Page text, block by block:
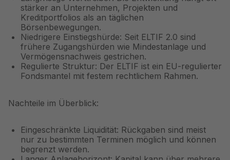
stärker an Unternehmen, Projekten und
Kreditportfolios als an täglichen
Börsenbewegungen.
Niedrigere Einstiegshürde: Seit ELTIF 2.0 sind
frühere Zugangshürden wie Mindestanlage und
Vermögensnachweis gestrichen.
Regulierte Struktur: Der ELTIF ist ein EU-regulierter
Fondsmantel mit festem rechtlichem Rahmen.
Nachteile im Überblick:
Eingeschränkte Liquidität: Rückgaben sind meist
nur zu bestimmten Terminen möglich und können
begrenzt werden.